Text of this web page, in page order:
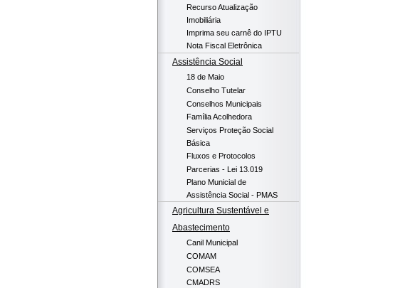
Recurso Atualização
Imobiliária
Imprima seu carnê do IPTU
Nota Fiscal Eletrônica
Assistência Social
18 de Maio
Conselho Tutelar
Conselhos Municipais
Família Acolhedora
Serviços Proteção Social
Básica
Fluxos e Protocolos
Parcerias - Lei 13.019
Plano Municial de
Assistência Social - PMAS
Agricultura Sustentável e
Abastecimento
Canil Municipal
COMAM
COMSEA
CMADRS